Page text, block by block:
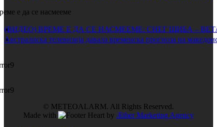
е да се насмееме
(ВИДЕО) ВРЕМЕ Е ДА СЕ НАСМЕЕМЕ: СНЕГ ШИБА –
Австралиска телевизија давала временска прогноза на
© METEOALARM. All Rights Reserved.
Made with
by Æther Marketing Agency